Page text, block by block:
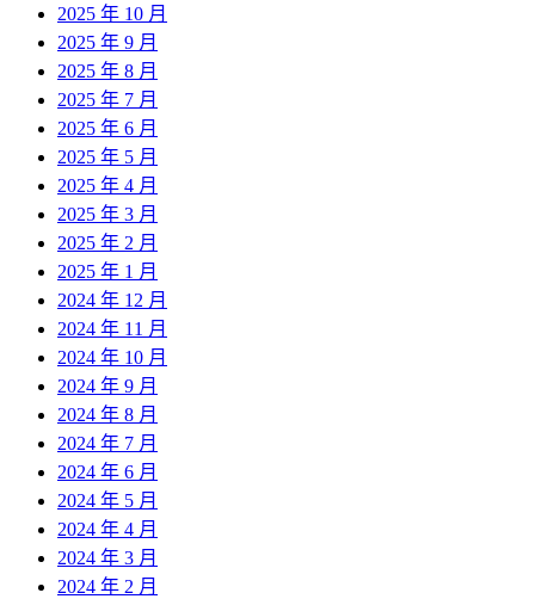
2025 年 10 月
2025 年 9 月
2025 年 8 月
2025 年 7 月
2025 年 6 月
2025 年 5 月
2025 年 4 月
2025 年 3 月
2025 年 2 月
2025 年 1 月
2024 年 12 月
2024 年 11 月
2024 年 10 月
2024 年 9 月
2024 年 8 月
2024 年 7 月
2024 年 6 月
2024 年 5 月
2024 年 4 月
2024 年 3 月
2024 年 2 月